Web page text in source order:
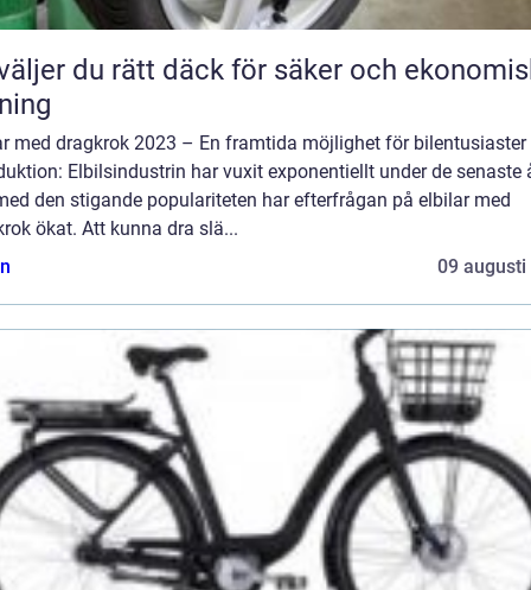
du rätt däck för säker och
med dragkrok 2023 – En framtida möjlighet för bilentusiaster
Elbilsindustrin har vuxit exponentiellt under de senaste
den stigande populariteten har efterfrågan på elbilar med
ökat. Att kunna dra slä...
09 augusti